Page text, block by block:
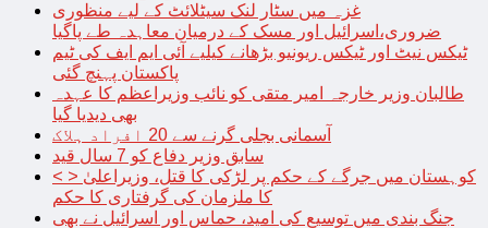
غزہ میں سٹار لنک سیٹلائٹ کے لیے منظوری
ضروری،اسرائیل اور مسک کے درمیان معاہدہ طے پاگیا
ٹیکس نیٹ اور ٹیکس ریونیو بڑھانے کیلیے آئی ایم ایف کی ٹیم
پاکستان پہنچ گئی
طالبان وزیر خارجہ امیر متقی کو نائب وزیراعظم کا عہدہ
بھی دیدیا گیا
آسمانی بجلی گرنے سے 20 افراد ہلاک
سابق وزیر دفاع کو 7 سال قید
< > کوہستان میں جرگے کے حکم پر لڑکی کا قتل، وزیراعلیٰ
کا ملزمان کی گرفتاری کا حکم
جنگ بندی میں توسیع کی امید، حماس اور اسرائیل نے بھی